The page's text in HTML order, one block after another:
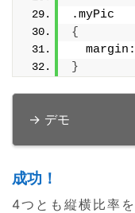
.myPic
{
}
→ デモ
成功！
4つとも縦横比率